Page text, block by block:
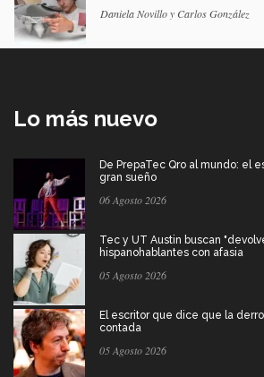
Daniela Novillo y Carlos González
Lo más nuevo
De PrepaTec Qro al mundo: el
gran sueño
06 Agosto 2026
Tec y UT Austin buscan
hispanohablantes con afasia
05 Agosto 2026
El escritor que dice que la
contada
05 Agosto 2026